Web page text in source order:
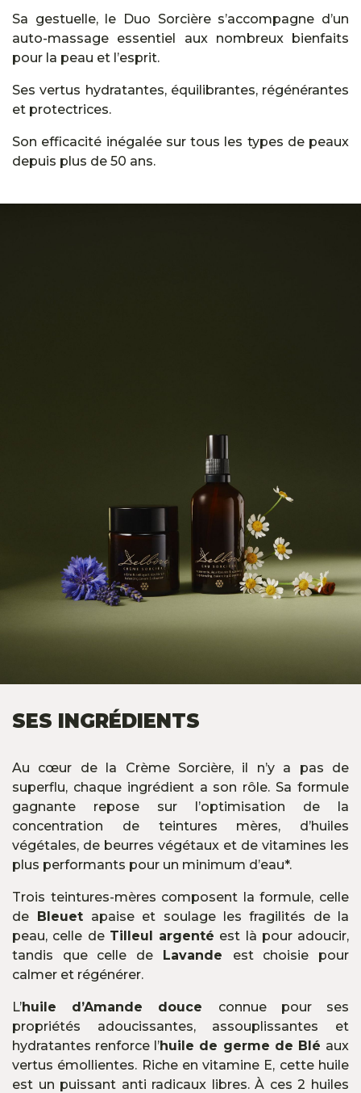
Sa gestuelle, le Duo Sorcière s’accompagne d’un
auto-massage essentiel aux nombreux bienfaits
pour la peau et l’esprit.
Ses vertus hydratantes, équilibrantes, régénérantes
et protectrices.
Son efficacité inégalée sur tous les types de peaux
depuis plus de 50 ans.
SES INGRÉDIENTS
Au cœur de la Crème Sorcière, il n’y a pas de
superflu, chaque ingrédient a son rôle. Sa formule
gagnante repose sur l’optimisation de la
concentration de teintures mères, d’huiles
végétales, de beurres végétaux et de vitamines les
plus performants pour un minimum d’eau*.
Trois teintures-mères composent la formule, celle
de Bleuet apaise et soulage les fragilités de la
peau, celle de Tilleul argenté est là pour adoucir,
tandis que celle de Lavande est choisie pour
calmer et régénérer.
L’huile d’Amande douce connue pour ses
propriétés adoucissantes, assouplissantes et
hydratantes renforce l’huile de germe de Blé aux
vertus émollientes. Riche en vitamine E, cette huile
est un puissant anti radicaux libres. À ces 2 huiles